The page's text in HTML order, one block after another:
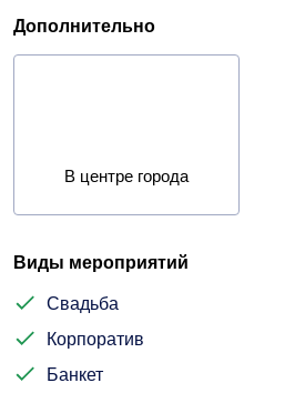
Дополнительно
В центре города
Виды мероприятий
Свадьба
Корпоратив
Банкет